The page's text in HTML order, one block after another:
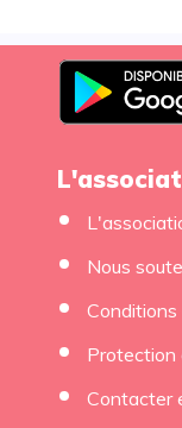
Nous
Protection
Contacter